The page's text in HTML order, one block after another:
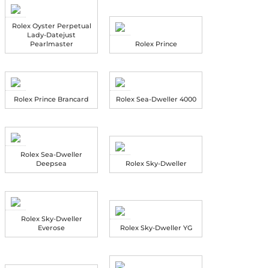
Rolex Oyster Perpetual
Lady-Datejust
Pearlmaster
Rolex Prince
Rolex Prince Brancard Rolex Sea-Dweller 4000
Rolex Sea-Dweller
Deepsea
Rolex Sky-Dweller
Rolex Sky-Dweller
Everose
Rolex Sky-Dweller YG